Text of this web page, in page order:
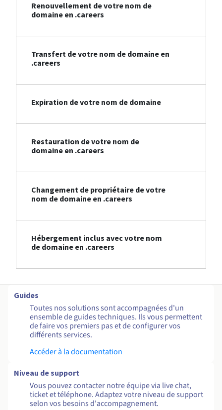
Renouvellement de votre nom de
domaine en .careers
Transfert de votre nom de domaine en
.careers
Expiration de votre nom de domaine
Restauration de votre nom de
domaine en .careers
Changement de propriétaire de votre
nom de domaine en .careers
Hébergement inclus avec votre nom
de domaine en .careers
Guides
Toutes nos solutions sont accompagnées d'un
ensemble de guides techniques. Ils vous permettent
de faire vos premiers pas et de configurer vos
différents services.
Accéder à la documentation
Niveau de support
Vous pouvez contacter notre équipe via live chat,
ticket et téléphone. Adaptez votre niveau de support
selon vos besoins d'accompagnement.